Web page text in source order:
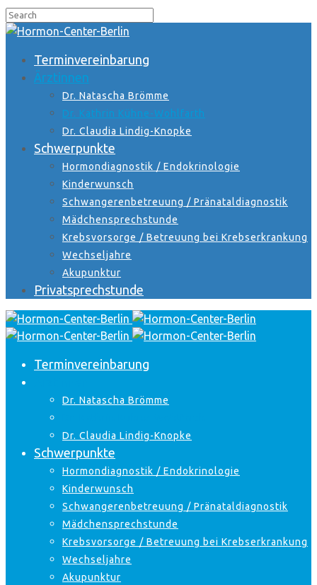
Terminvereinbarung
Ärztinnen
Dr. Natascha Brömme
Dr. Kathrin Kühne-Wohlfarth
Dr. Claudia Lindig-Knopke
Schwerpunkte
Hormondiagnostik / Endokrinologie
Kinderwunsch
Schwangerenbetreuung / Pränataldiagnostik
Mädchensprechstunde
Krebsvorsorge / Betreuung bei Krebserkrankung
Wechseljahre
Akupunktur
Privatsprechstunde
Terminvereinbarung
Dr. Natascha Brömme
Dr. Claudia Lindig-Knopke
Schwerpunkte
Hormondiagnostik / Endokrinologie
Kinderwunsch
Schwangerenbetreuung / Pränataldiagnostik
Mädchensprechstunde
Krebsvorsorge / Betreuung bei Krebserkrankung
Wechseljahre
Akupunktur